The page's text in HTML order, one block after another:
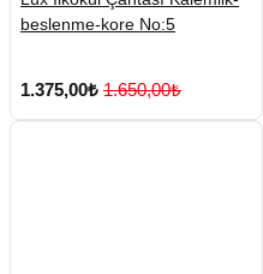
beslenme-kore No:5
1.375,00₺ 1.650,00₺